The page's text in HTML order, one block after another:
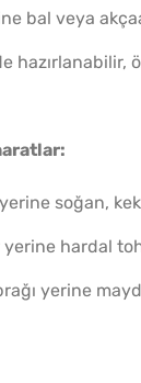
bal veya
yerine soğan,
hardal
yerine